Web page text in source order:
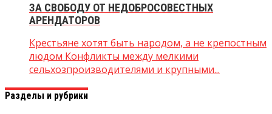
ЗА СВОБОДУ ОТ НЕДОБРОСОВЕСТНЫХ
АРЕНДАТОРОВ
Крестьяне хотят быть народом, а не крепостным
людом Конфликты между мелкими
сельхозпроизводителями и крупными...
Разделы и рубрики